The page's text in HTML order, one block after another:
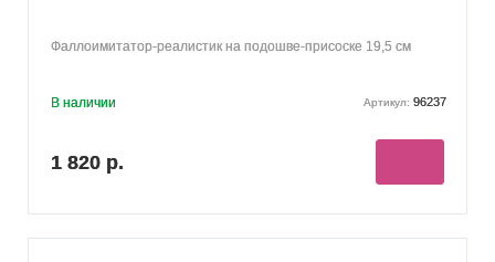
Фаллоимитатор-реалистик на подошве-присоске 19,5 см
В наличии Артикул: 96237
1 820 р.